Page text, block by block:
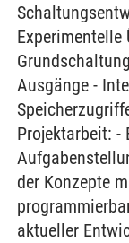
Experimentelle
Ausgänge -
Projektarbeit: -
der Konzepte
aktueller